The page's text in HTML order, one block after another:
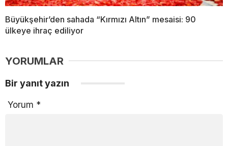
Büyükşehir’den sahada “Kırmızı Altın” mesaisi: 90
ülkeye ihraç ediliyor
YORUMLAR
Bir yanıt yazın
Yorum *